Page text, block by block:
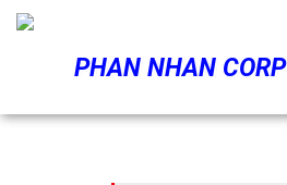
Skip
PHAN NHAN CORP